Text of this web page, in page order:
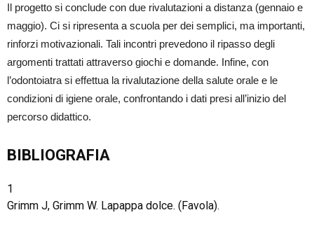
Il progetto si conclude con due rivalutazioni a distanza (gennaio e
maggio). Ci si ripresenta a scuola per dei semplici, ma importanti,
rinforzi motivazionali. Tali incontri prevedono il ripasso degli
argomenti trattati attraverso giochi e domande. Infine, con
l’odontoiatra si effettua la rivalutazione della salute orale e le
condizioni di igiene orale, confrontando i dati presi all’inizio del
percorso didattico.
BIBLIOGRAFIA
1
Grimm J, Grimm W. Lapappa dolce. (Favola).